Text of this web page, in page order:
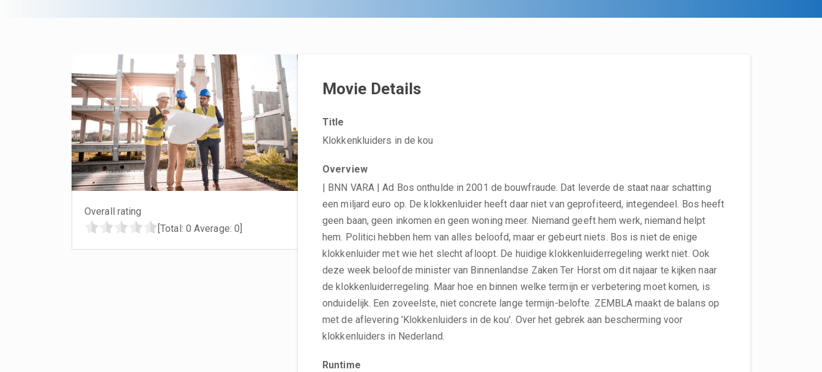
Overall rating
[Total: 0 Average: 0]
Movie Details
Title
Klokkenkluiders in de kou
Overview
| BNN VARA | Ad Bos onthulde in 2001 de bouwfraude. Dat leverde de staat naar schatting
een miljard euro op. De klokkenluider heeft daar niet van geprofiteerd, integendeel. Bos heeft
geen baan, geen inkomen en geen woning meer. Niemand geeft hem werk, niemand helpt
hem. Politici hebben hem van alles beloofd, maar er gebeurt niets. Bos is niet de enige
klokkenluider met wie het slecht afloopt. De huidige klokkenluiderregeling werkt niet. Ook
deze week beloofde minister van Binnenlandse Zaken Ter Horst om dit najaar te kijken naar
de klokkenluiderregeling. Maar hoe en binnen welke termijn er verbetering moet komen, is
onduidelijk. Een zoveelste, niet concrete lange termijn-belofte. ZEMBLA maakt de balans op
met de aflevering 'Klokkenluiders in de kou'. Over het gebrek aan bescherming voor
klokkenluiders in Nederland.
Runtime